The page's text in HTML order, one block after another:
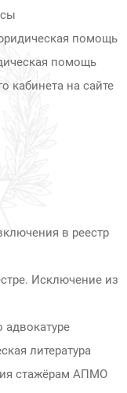
помощь
помощь
кабинета на сайте
в реестр
Исключение из
адвокатуре
литература
стажёрам АПМО